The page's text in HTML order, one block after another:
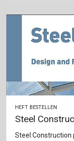
HEFT BESTELLEN
Steel
Steel Construction